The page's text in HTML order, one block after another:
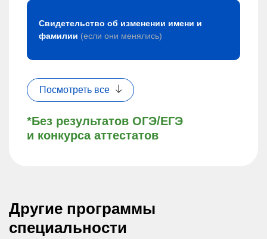
*Без результатов ОГЭ/ЕГЭ
и конкурса аттестатов
Свидетельство об изменении имени и
фамилии (если они менялись)
Посмотреть все
Другие программы
специальности